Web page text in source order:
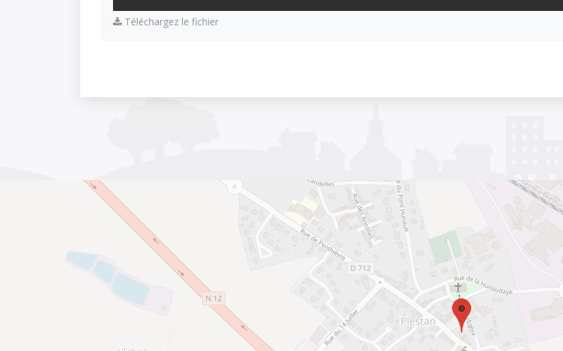
Téléchargez le fichier